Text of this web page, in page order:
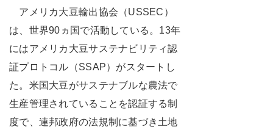
アメリカ大豆輸出協会（USSEC）
は、世界90ヵ国で活動している。13年
にはアメリカ大豆サステナビリティ認
証プロトコル（SSAP）がスタートし
た。米国大豆がサステナブルな農法で
生産管理されていることを認証する制
度で、連邦政府の法規制に基づき土地